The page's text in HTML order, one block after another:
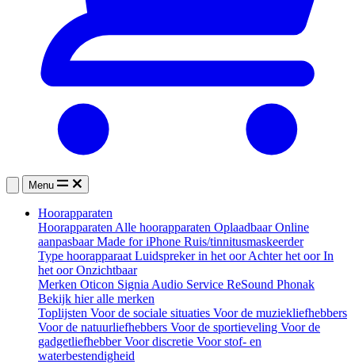
Menu
Hoorapparaten
Hoorapparaten Alle hoorapparaten OplaadbaarOnline
aanpasbaarMade for iPhone Ruis/tinnitusmaskeerder
Type hoorapparaat Luidspreker in het oorAchter het oorIn
het oorOnzichtbaar
Merken Oticon Signia Audio Service ReSound Phonak
Bekijk hier alle merken
Toplijsten Voor de sociale situaties Voor de muziekliefhebbers
Voor de natuurliefhebbers Voor de sportieveling Voor de
gadgetliefhebberVoor discretie Voor stof- en
waterbestendigheid